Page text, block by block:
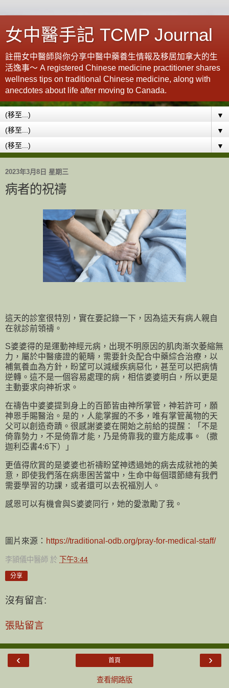
女中醫手記 TCMP Journal
註冊女中醫師與你分享中醫中藥養生情報及移居加拿大的生
活逸事～ A registered Chinese medicine practitioner shares
wellness tips on traditional Chinese medicine, along with
anecdotes about life after moving to Canada.
▼
▼
▼
2023年3月8日 星期三
病者的祝禱
這天的診室很特別，實在要記錄一下，因為這天有病人親自
在就診前領禱。
S婆婆得的是運動神經元病，出現不明原因的肌肉漸次萎縮無
力，屬於中醫痿證的範疇，需要針灸配合中藥綜合治療，以
補氣養血為方針，盼望可以減緩疾病惡化，甚至可以把病情
逆轉。這不是一個容易處理的病，相信婆婆明白，所以更是
主動要求向神祈求。
在禱告中婆婆提到身上的百節皆由神所掌管，神若許可，願
神恩手賜醫治。是的，人能掌握的不多，唯有掌管萬物的天
父可以創造奇蹟。很感謝婆婆在開始之前給的提醒：「不是
倚靠勢力，不是倚靠才能，乃是倚靠我的靈方能成事。（撒
迦利亞書4:6下）」
更值得欣賞的是婆婆也祈禱盼望神透過她的病去成就祂的美
意，即使我們落在病患困苦當中，生命中每個環節總有我們
需要學習的功課，或者還可以去祝福別人。
感恩可以有機會與S婆婆同行，她的愛激勵了我。
圖片來源： https://traditional-odb.org/pray-for-medical-staff/
李頴儀中醫師 於 下午3:44
分享
沒有留言:
張貼留言
‹ ›
首頁
查看網路版